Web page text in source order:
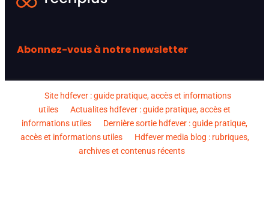
Abonnez-vous à notre newsletter
Site hdfever : guide pratique, accès et informations
utiles
Actualites hdfever : guide pratique, accès et
informations utiles
Dernière sortie hdfever : guide pratique,
accès et informations utiles
Hdfever media blog : rubriques,
archives et contenus récents